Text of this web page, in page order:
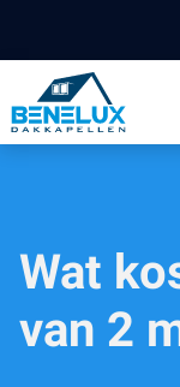
Wat
van 2